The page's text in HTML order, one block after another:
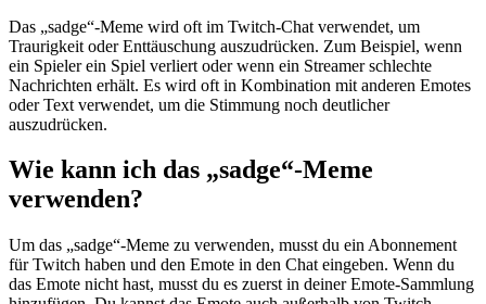
Das „sadge“-Meme wird oft im Twitch-Chat verwendet, um
Traurigkeit oder Enttäuschung auszudrücken. Zum Beispiel, wenn
ein Spieler ein Spiel verliert oder wenn ein Streamer schlechte
Nachrichten erhält. Es wird oft in Kombination mit anderen Emotes
oder Text verwendet, um die Stimmung noch deutlicher
auszudrücken.
Wie kann ich das „sadge“-Meme
verwenden?
Um das „sadge“-Meme zu verwenden, musst du ein Abonnement
für Twitch haben und den Emote in den Chat eingeben. Wenn du
das Emote nicht hast, musst du es zuerst in deiner Emote-Sammlung